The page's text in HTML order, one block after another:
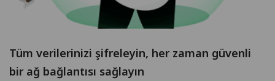
Tüm verilerinizi şifreleyin, her zaman güvenli
bir ağ bağlantısı sağlayın